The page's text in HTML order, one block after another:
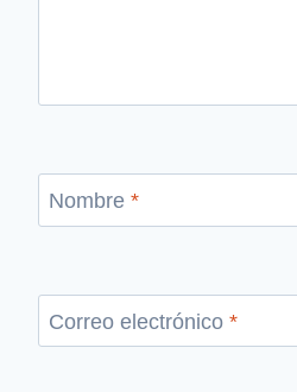
Nombre *
Correo electrónico *